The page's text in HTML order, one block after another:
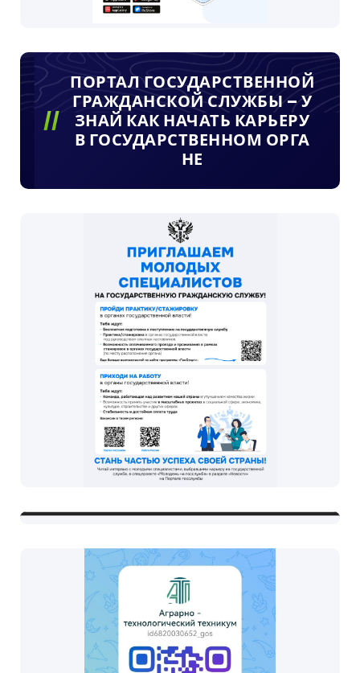
ПОРТАЛ ГОСУДАРСТВЕННОЙ
ГРАЖДАНСКОЙ СЛУЖБЫ – У
ЗНАЙ КАК НАЧАТЬ КАРЬЕРУ
В ГОСУДАРСТВЕННОМ ОРГА
НЕ